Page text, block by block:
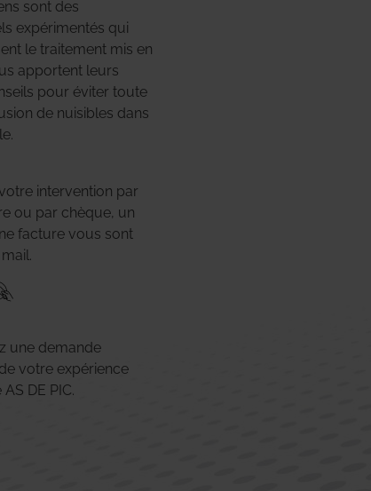
sont des
expérimentés qui
le traitement mis en
apportent leurs
pour éviter toute
de nuisibles dans
intervention par
ou par chèque, un
facture vous sont
une demande
votre expérience
DE PIC.